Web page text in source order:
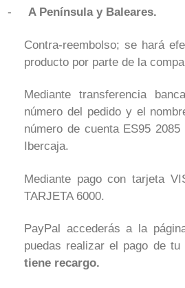
- A Península y Baleares.
Contra-reembolso; se hará
producto por parte de la
Mediante transferencia
número del pedido y el
número de cuenta ES95
Ibercaja.
Mediante pago con tarjeta
TARJETA 6000.
PayPal accederás a la
puedas realizar el pago de tu
tiene recargo.